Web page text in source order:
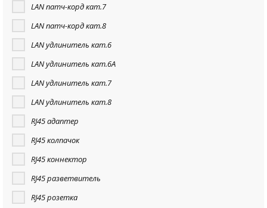
LAN патч-корд кат.7
LAN патч-корд кат.8
LAN удлинитель кат.6
LAN удлинитель кат.6A
LAN удлинитель кат.7
LAN удлинитель кат.8
RJ45 адаптер
RJ45 колпачок
RJ45 коннектор
RJ45 разветвитель
RJ45 розетка